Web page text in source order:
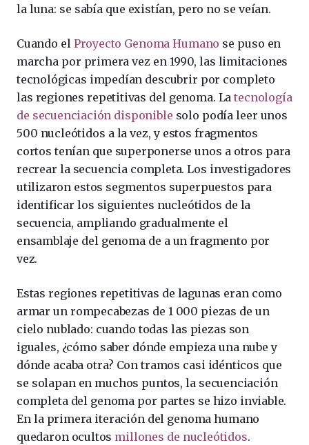
la luna: se sabía que existían, pero no se veían.
Cuando el Proyecto Genoma Humano se puso en
marcha por primera vez en 1990, las limitaciones
tecnológicas impedían descubrir por completo
las regiones repetitivas del genoma. Latecnología
de secuenciación disponible solo podía leer unos
500 nucleótidos a la vez, y estos fragmentos
cortos tenían que superponerse unos a otros para
recrear la secuencia completa. Los investigadores
utilizaron estos segmentos superpuestos para
identificar los siguientes nucleótidos de la
secuencia, ampliando gradualmente el
ensamblaje del genoma de a un fragmento por
vez.
Estas regiones repetitivas de lagunas eran como
armar un rompecabezas de 1 000 piezas de un
cielo nublado: cuando todas las piezas son
iguales, ¿cómo saber dónde empieza una nube y
dónde acaba otra? Con tramos casi idénticos que
se solapan en muchos puntos, la secuenciación
completa del genoma por partes se hizo inviable.
En la primera iteración del genoma humano
quedaron ocultos millones de nucleótidos.